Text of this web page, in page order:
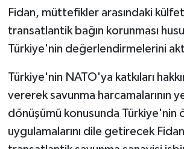
Fidan, müttefikler arasındaki külfet
transatlantik bağın korunması
Türkiye'nin değerlendirmelerini
Türkiye'nin NATO'ya katkıları
vererek savunma harcamalarının
dönüşümü konusunda Türkiye'nin
uygulamalarını dile getirecek